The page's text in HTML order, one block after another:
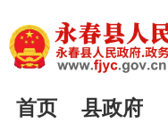
首页 县政府